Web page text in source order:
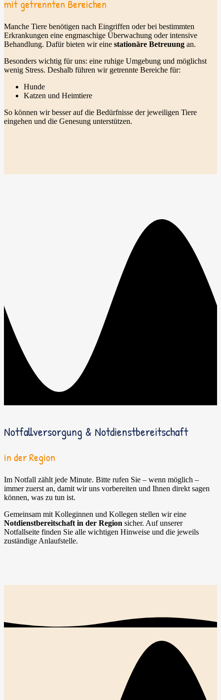
mit getrennten Bereichen
Manche Tiere benötigen nach Eingriffen oder bei bestimmten
Erkrankungen eine engmaschige Überwachung oder intensive
Behandlung. Dafür bieten wir eine stationäre Betreuung an.
Besonders wichtig für uns: eine ruhige Umgebung und möglichst
wenig Stress. Deshalb führen wir getrennte Bereiche für:
Hunde
Katzen und Heimtiere
So können wir besser auf die Bedürfnisse der jeweiligen Tiere
eingehen und die Genesung unterstützen.
Notfallversorgung & Notdienstbereitschaft
in der Region
Im Notfall zählt jede Minute. Bitte rufen Sie – wenn möglich –
immer zuerst an, damit wir uns vorbereiten und Ihnen direkt sagen
können, was zu tun ist.
Gemeinsam mit Kolleginnen und Kollegen stellen wir eine
Notdienstbereitschaft in der Region sicher. Auf unserer
Notfallseite finden Sie alle wichtigen Hinweise und die jeweils
zuständige Anlaufstelle.